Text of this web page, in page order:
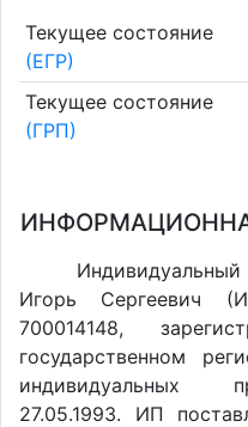
Текущее состояние
(ЕГР)
Текущее состояние
(ГРП)
Индивидуальный
Игорь Сергеевич
700014148,
государственном
индивидуальных
27.05.1993. ИП